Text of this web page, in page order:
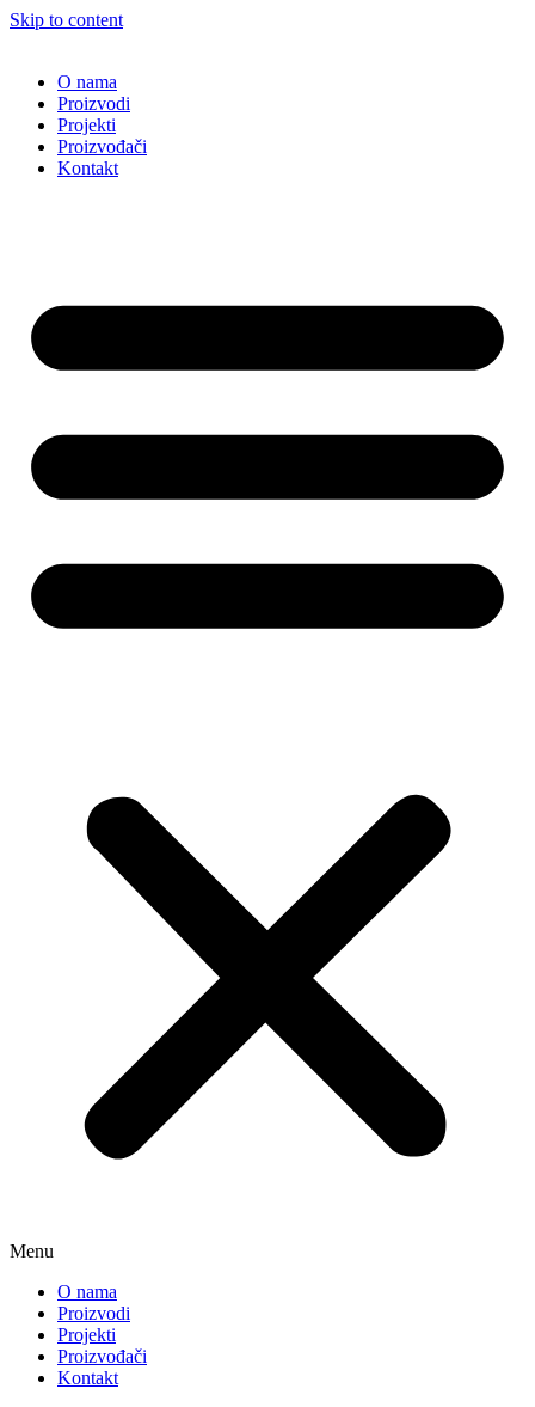
Skip to content
O nama
Proizvodi
Projekti
Proizvođači
Kontakt
Menu
O nama
Proizvodi
Projekti
Proizvođači
Kontakt